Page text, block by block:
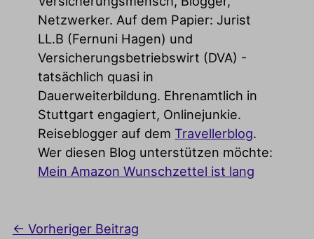
Netzwerker. Auf dem Papier: Jurist
LL.B (Fernuni Hagen) und
Versicherungsbetriebswirt (DVA) -
tatsächlich quasi in
Dauerweiterbildung. Ehrenamtlich in
Stuttgart engagiert, Onlinejunkie.
Reiseblogger auf dem Travellerblog.
Wer diesen Blog unterstützen möchte:
Mein Amazon Wunschzettel ist lang
← Vorheriger Beitrag